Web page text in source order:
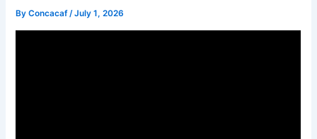
ByConcacaf/July 1, 2026